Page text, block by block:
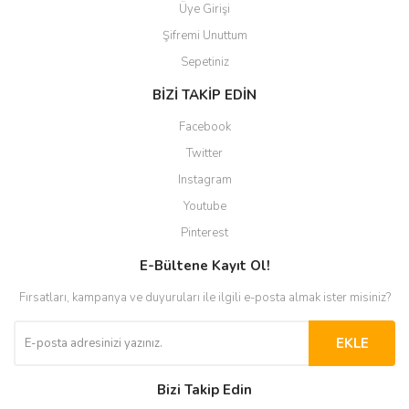
Üye Girişi
Şifremi Unuttum
Sepetiniz
BİZİ TAKİP EDİN
Facebook
Twitter
Instagram
Youtube
Pinterest
E-Bültene Kayıt Ol!
Fırsatları, kampanya ve duyuruları ile ilgili e-posta almak ister misiniz?
EKLE
Bizi Takip Edin